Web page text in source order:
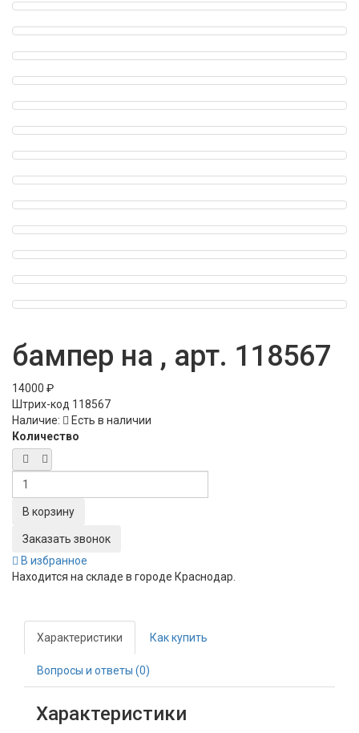
бампер на , арт. 118567
14000 ₽
Штрих-код 118567
Наличие:
Есть в наличии
Количество
Заказать звонок
В избранное
Находится на складе в городе Краснодар
Характеристики Как купить
Вопросы и ответы (0)
Характеристики